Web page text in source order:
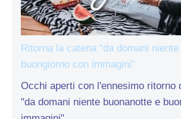
Ritorna la catena “da domani
buongiorno con immagini”
Occhi aperti con l'ennesimo ritorno
"da domani niente buonanotte e